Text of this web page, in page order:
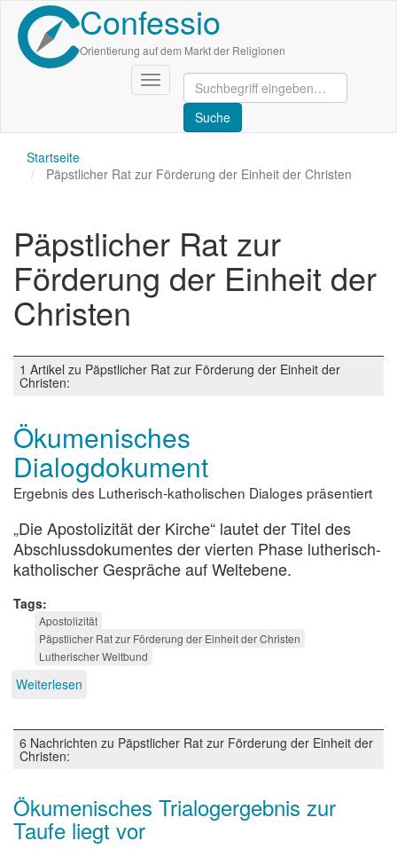
Direkt
zum
Inhalt
Confessio
Orientierung auf dem Markt der Religionen
Navigation
aktivieren/deaktivieren
Startseite
Päpstlicher Rat zur Förderung der Einheit der Christen
Päpstlicher Rat zur
Förderung der Einheit der
Christen
1 Artikel zu Päpstlicher Rat zur Förderung der Einheit der
Christen:
Ökumenisches
Dialogdokument
Ergebnis des Lutherisch-katholischen Dialoges präsentiert
„Die Apostolizität der Kirche“ lautet der Titel des
Abschlussdokumentes der vierten Phase lutherisch-
katholischer Gespräche auf Weltebene.
Tags
Apostolizität
Päpstlicher Rat zur Förderung der Einheit der Christen
Lutherischer Weltbund
Weiterlesen
6 Nachrichten zu Päpstlicher Rat zur Förderung der Einheit der
Christen:
Ökumenisches Trialogergebnis zur
Taufe liegt vor